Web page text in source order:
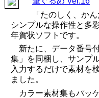
「たのしく、か
シンプルな操作性と多
年賀状ソフトです。
新たに、データ番号
集」を同梱し、サンプ
入力するだけで素材を
ました。
カラー素材集もパッ